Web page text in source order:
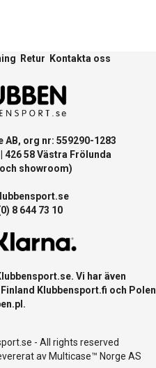
Retur Kontakta oss
org nr: 559290-1283
58 Västra Frölunda
showroom)
8 644 73 10
. Vi har även
Finland Klubbensport.fi och Polen
.
- All rights reserved
av Multicase™ Norge AS